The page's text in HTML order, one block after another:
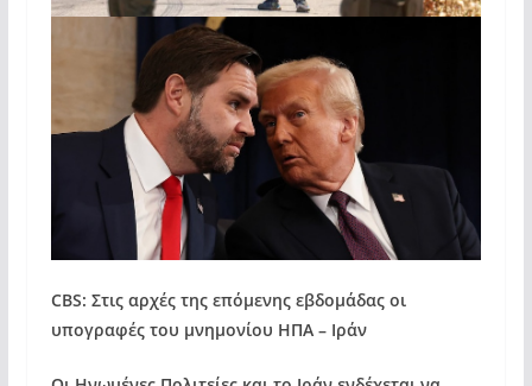
CBS: Στις αρχές της επόμενης εβδομάδας οι
υπογραφές του μνημονίου ΗΠΑ – Ιράν